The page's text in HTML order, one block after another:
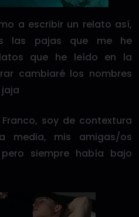
a escribir un relato así,
las pajas que me he
que he leído en la
cambiaré los nombres
soy de contextura
media, mis amigas/os
siempre había bajo